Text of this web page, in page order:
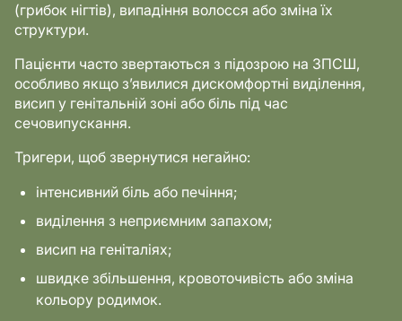
(грибок нігтів), випадіння волосся або зміна їх
структури.
Пацієнти часто звертаються з підозрою на ЗПСШ,
особливо якщо з’явилися дискомфортні виділення,
висип у генітальній зоні або біль під час
сечовипускання.
Тригери, щоб звернутися негайно:
інтенсивний біль або печіння;
виділення з неприємним запахом;
висип на геніталіях;
швидке збільшення, кровоточивість або зміна
кольору родимок.